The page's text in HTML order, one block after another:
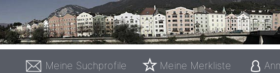
Meine Suchprofile Meine Merkliste